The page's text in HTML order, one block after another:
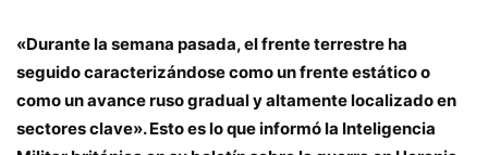
«Durante la semana pasada, el frente terrestre ha
seguido caracterizándose como un frente estático o
como un avance ruso gradual y altamente localizado en
sectores clave». Esto es lo que informó la Inteligencia